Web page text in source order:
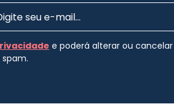
e poderá alterar ou